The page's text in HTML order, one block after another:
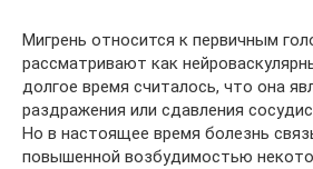
Мигрень относится к первичным
рассматривают как
долгое время считалось, что она
раздражения или сдавления
Но в настоящее время болезнь
повышенной возбудимостью